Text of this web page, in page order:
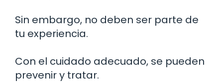
Sin embargo, no deben ser parte de
tu experiencia.
Con el cuidado adecuado, se pueden
prevenir y tratar.